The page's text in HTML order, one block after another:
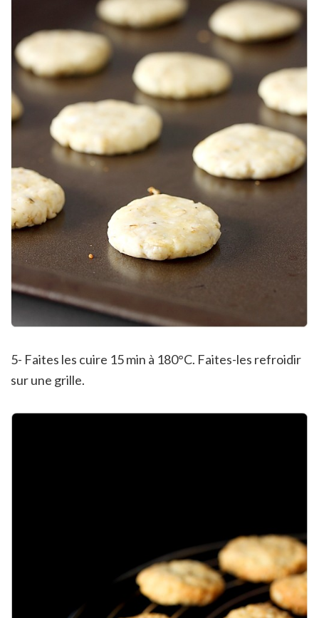
5- Faites les cuire 15 min à 180°C. Faites-les refroidir
sur une grille.